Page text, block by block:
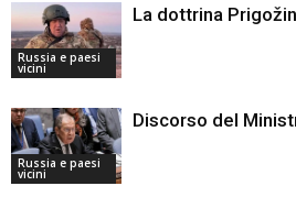
Russia e paesi
vicini
La dottrina Prigožin
Russia e paesi
vicini
Discorso del